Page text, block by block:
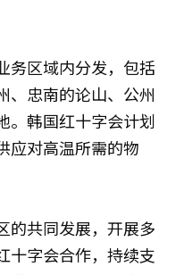
务区域内分发，包括
、忠南的论山、公州
。韩国红十字会计划
应对高温所需的物
的共同发展，开展多
十字会合作，持续支